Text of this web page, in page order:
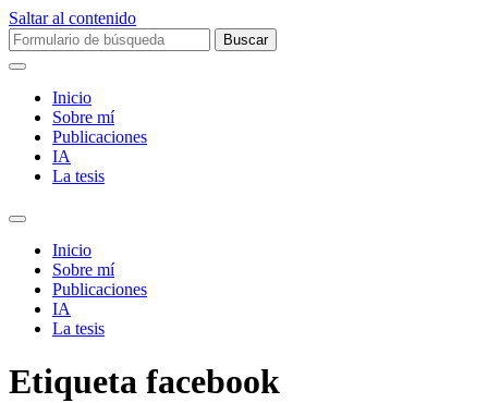
Saltar al contenido
Buscar:
Inicio
Sobre mí­
Publicaciones
IA
La tesis
Alternar
campo
búsqueda
Inicio
Sobre mí­
Publicaciones
IA
La tesis
Etiqueta facebook